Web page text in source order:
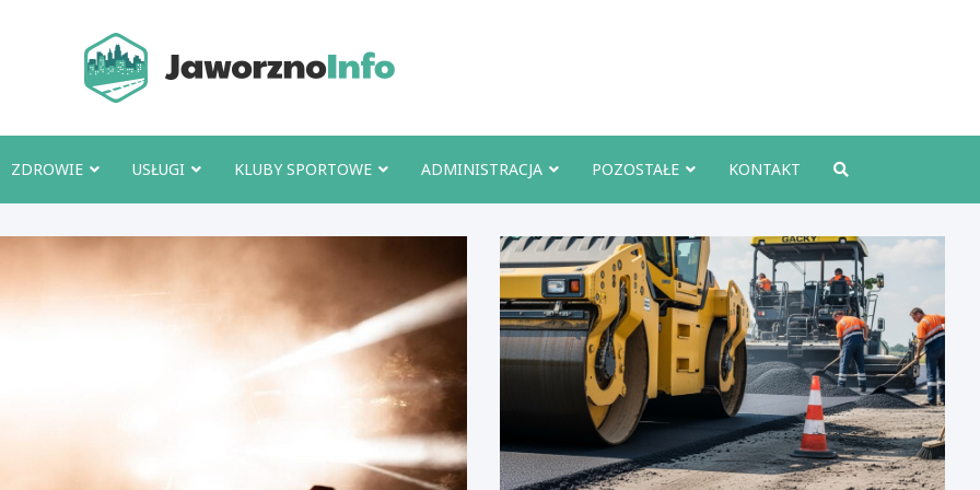
ZDROWIE USŁUGI KLUBY SPORTOWE ADMINISTRACJA POZOSTAŁE KONTAKT